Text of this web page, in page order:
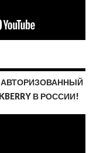
В РОССИИ!